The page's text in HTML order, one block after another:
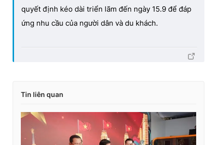
quyết định kéo dài triển lãm đến ngày 15.9 để đáp
ứng nhu cầu của người dân và du khách.
Tin liên quan